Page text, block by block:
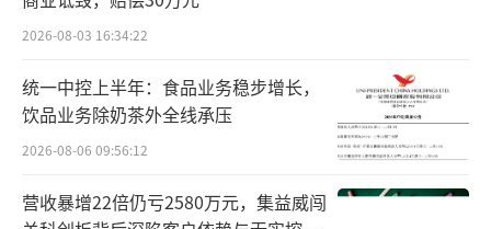
血瘀水泛证的慢性心衰患者提供一种新的中药
治疗选项。
此外，该药品的研发进程适逢良好的政策
环境。近期，新修订的《药品管理法实施条
例》强调要建立符合中药特点的研制管理制
2026-08-03 16:34:22
统一中控上半年：食品业务稳步增长，
饮品业务除奶茶外全线承压
2026-08-06 09:56:12
营收暴增22倍仍亏2580万元，集益威闯